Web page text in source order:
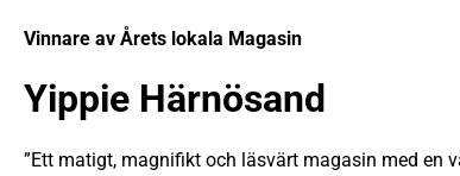
Vinnare av Årets lokala Magasin
Yippie Härnösand
”Ett matigt, magnifikt och läsvärt magasin med en